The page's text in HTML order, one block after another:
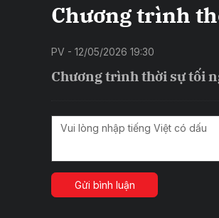
Chương trình
PV - 12/05/2026 19:30
Chương trình thời sự tối
Gửi bình luận